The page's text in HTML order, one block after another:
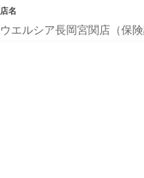
店名
ウエルシア長岡宮関店（保険